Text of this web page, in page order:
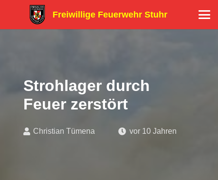
Freiwillige Feuerwehr Stuhr
Strohlager durch
Feuer zerstört
Christian Tümena vor 10 Jahren